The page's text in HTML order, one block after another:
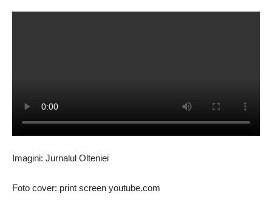
Imagini: Jurnalul Olteniei
Foto cover: print screen youtube.com